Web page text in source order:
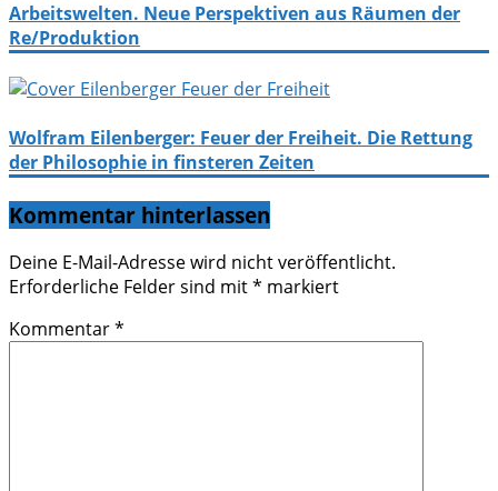
Arbeitswelten. Neue Perspektiven aus Räumen der
Re/Produktion
Wolfram Eilenberger: Feuer der Freiheit. Die Rettung
der Philosophie in finsteren Zeiten
Kommentar hinterlassen
Deine E-Mail-Adresse wird nicht veröffentlicht.
Erforderliche Felder sind mit* markiert
Kommentar*